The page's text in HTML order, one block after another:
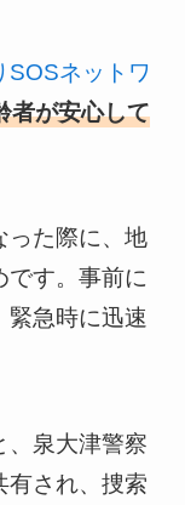
SOSネットワ
者が安心して
った際に、地
です。事前に
緊急時に迅速
、泉大津警察
有され、捜索